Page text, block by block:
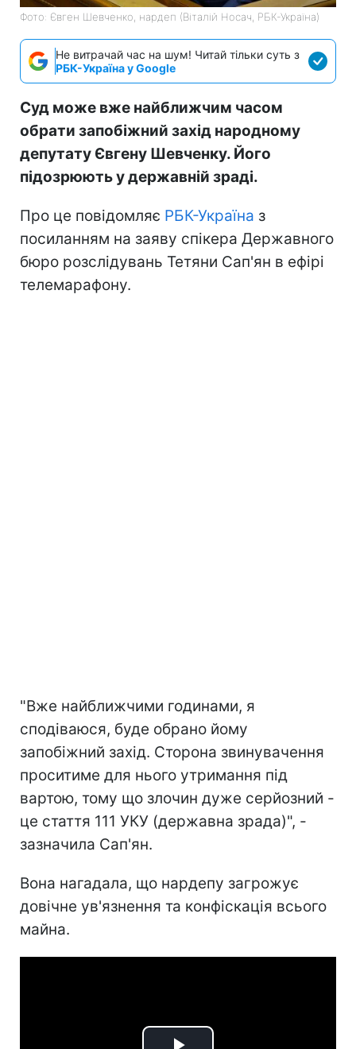
Фото: Євген Шевченко, нардеп (Віталій Носач, РБК-Україна)
Не витрачай час на шум! Читай тільки суть з
РБК-Україна у Google
Суд може вже найближчим часом
обрати запобіжний захід народному
депутату Євгену Шевченку. Його
підозрюють у державній зраді.
Про це повідомляє РБК-Україна з
посиланням на заяву спікера Державного
бюро розслідувань Тетяни Сап'ян в ефірі
телемарафону.
"Вже найближчими годинами, я
сподіваюся, буде обрано йому
запобіжний захід. Сторона звинувачення
проситиме для нього утримання під
вартою, тому що злочин дуже серйозний -
це стаття 111 УКУ (державна зрада)", -
зазначила Сап'ян.
Вона нагадала, що нардепу загрожує
довічне ув'язнення та конфіскація всього
майна.